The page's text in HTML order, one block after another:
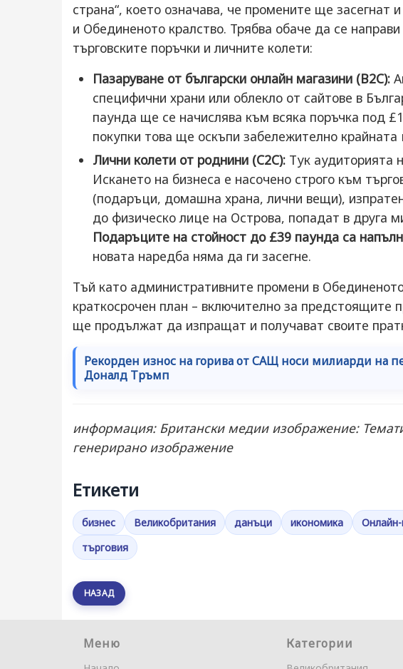
страна“, което означава, че промените ще засегнат
и Обединеното кралство. Трябва обаче да се
търговските поръчки и личните колети:
Пазаруване от български онлайн магазини (B2C):
специфични храни или облекло от сайтове в
паунда ще се начислява към всяка поръчка под
покупки това ще оскъпи забележително крайната
Лични колети от роднини (C2C): Тук аудиторията
Искането на бизнеса е насочено строго към
(подаръци, домашна храна, лични вещи),
до физическо лице на Острова, попадат в друга
Подаръците на стойност до £39 паунда са
новата наредба няма да ги засегне.
Тъй като административните промени в
краткосрочен план – включително за предстоящите
ще продължат да изпращат и получават своите
Рекорден износ на горива от САЩ носи милиарди на
Доналд Тръмп
информация: Британски медии изображение:
генерирано изображение
Етикети
бизнес Великобритания данъци икономика Онлайн-
търговия
НАЗАД
Меню Категории